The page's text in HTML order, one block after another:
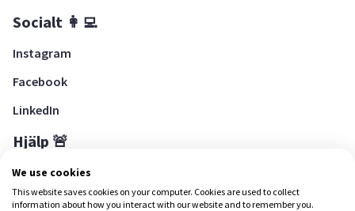
Socialt 👩‍💻
Instagram
Facebook
LinkedIn
Hjälp 🚨
Hjälpcenter
We use cookies
This website saves cookies on your computer. Cookies are used to collect
information about how you interact with our website and to remember you.